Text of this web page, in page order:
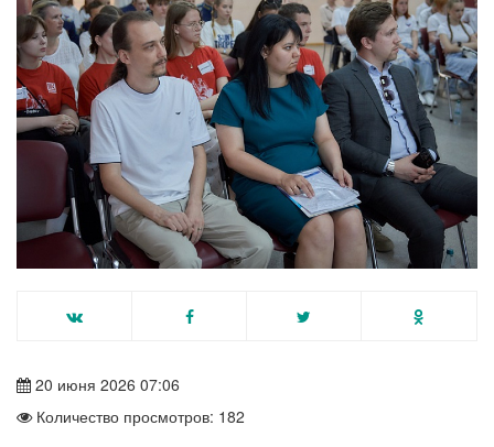
20 июня 2026 07:06
Количество просмотров: 182